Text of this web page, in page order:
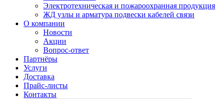
Электротехническая и пожароохранная продукция
ЖД узлы и арматура подвески кабелей связи
О компании
Новости
Акции
Вопрос-ответ
Партнёры
Услуги
Доставка
Прайс-листы
Контакты